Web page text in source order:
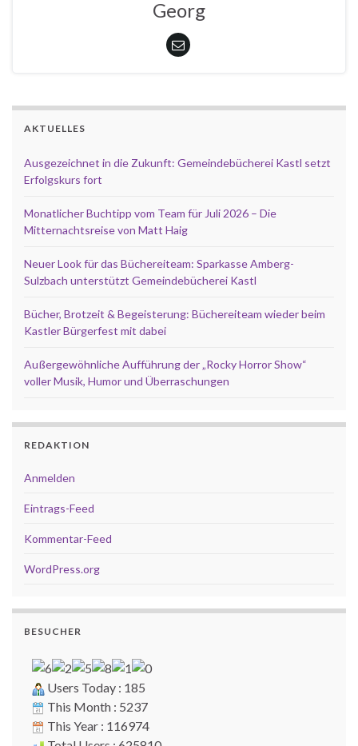
Georg
AKTUELLES
Ausgezeichnet in die Zukunft: Gemeindebücherei Kastl setzt
Erfolgskurs fort
Monatlicher Buchtipp vom Team für Juli 2026 – Die
Mitternachtsreise von Matt Haig
Neuer Look für das Büchereiteam: Sparkasse Amberg-
Sulzbach unterstützt Gemeindebücherei Kastl
Bücher, Brotzeit & Begeisterung: Büchereiteam wieder beim
Kastler Bürgerfest mit dabei
Außergewöhnliche Aufführung der „Rocky Horror Show“
voller Musik, Humor und Überraschungen
REDAKTION
Anmelden
Eintrags-Feed
Kommentar-Feed
WordPress.org
BESUCHER
Users Today : 185
This Month : 5237
This Year : 116974